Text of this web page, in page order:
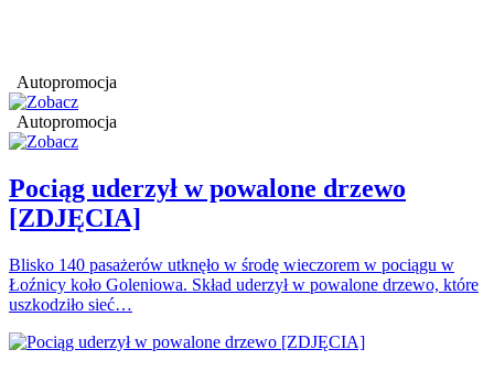
Autopromocja
Autopromocja
Pociąg uderzył w powalone drzewo
[ZDJĘCIA]
Blisko 140 pasażerów utknęło w środę wieczorem w pociągu w
Łoźnicy koło Goleniowa. Skład uderzył w powalone drzewo, które
uszkodziło sieć…